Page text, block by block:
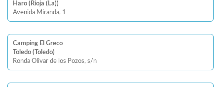
Haro (Rioja (La))
Avenida Miranda, 1
Camping El Greco
Toledo (Toledo)
Ronda Olivar de los Pozos, s/n